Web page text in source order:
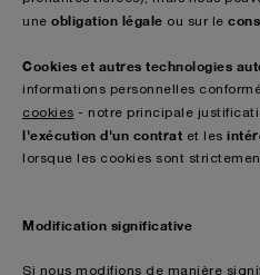
une obligation légale ou sur le
Cookies et autres technologies
informations personnelles
cookies - notre principale
l'exécution d'un contrat et les
lorsque les cookies sont
Modification significative
Si nous modifions de manière